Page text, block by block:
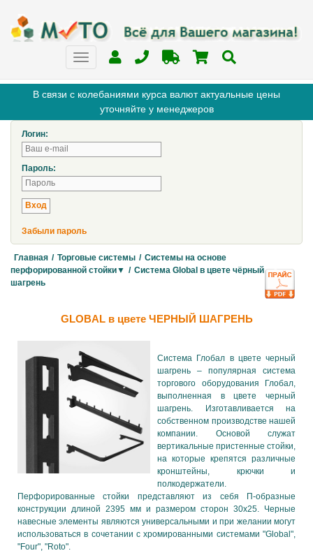
В связи с колебаниями курса валют актуальные цены
уточняйте у менеджеров
Логин:
Пароль:
Забыли пароль
Главная / Торговые системы / Системы на основе
перфорированной стойки▼ / Система Global в цвете чёрный
шагрень
GLOBAL в цвете ЧЕРНЫЙ ШАГРЕНЬ
Система Глобал в цвете черный
шагрень – популярная система
торгового оборудования Глобал,
выполненная в цвете черный
шагрень. Изготавливается на
собственном производстве нашей
компании. Основой служат
вертикальные пристенные стойки,
на которые крепятся различные
кронштейны, крючки и
полкодержатели.
Перфорированные стойки представляют из себя П-образные
конструкции длиной 2395 мм и размером сторон 30х25. Черные
навесные элементы являются универсальными и при желании могут
использоваться в сочетании с хромированными системами "Global",
"Four", "Roto".